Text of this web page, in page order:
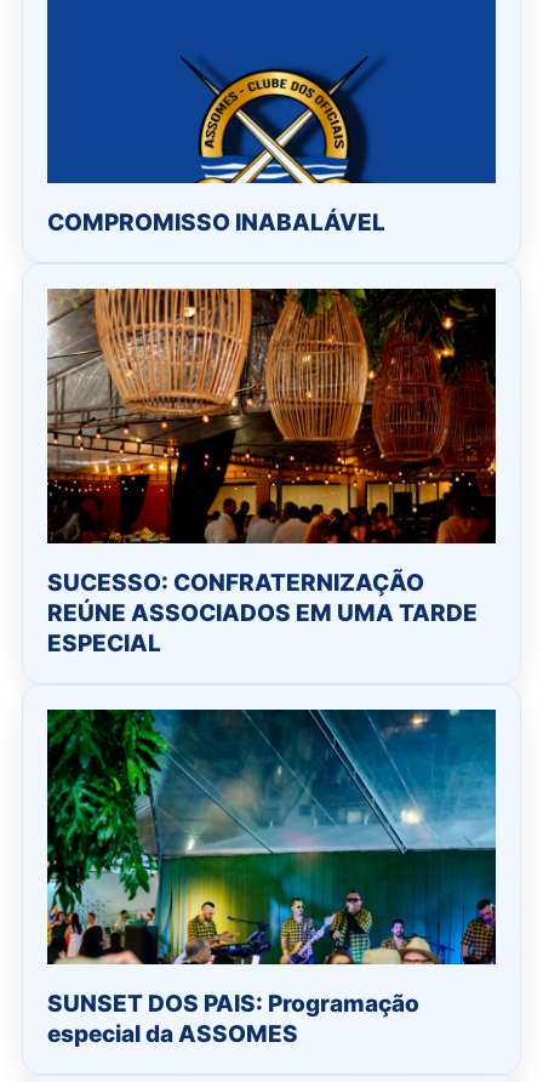
COMPROMISSO INABALÁVEL
SUCESSO: CONFRATERNIZAÇÃO
REÚNE ASSOCIADOS EM UMA TARDE
ESPECIAL
SUNSET DOS PAIS: Programação
especial da ASSOMES